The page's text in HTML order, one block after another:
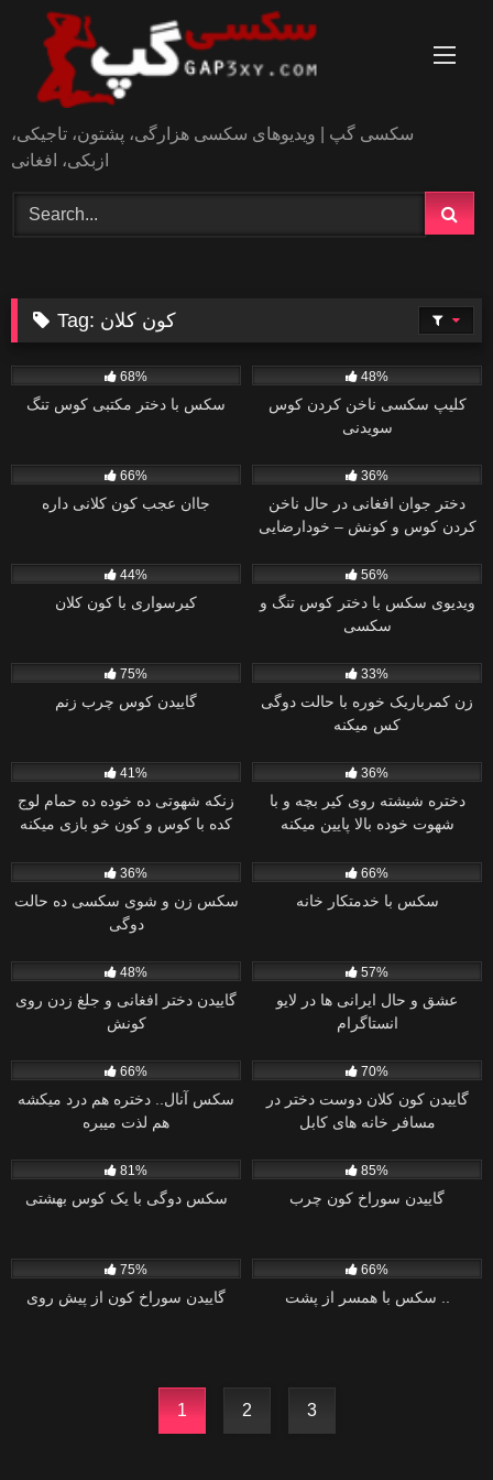
content
سکسی گپ | ویدیوهای سکسی هزارگی، پشتون، تاجیکی،
ازبکی، افغانی
Tag: کون کلان
68%
سکس با دختر مکتبی کوس تنگ
48%
کلیپ سکسی ناخن کردن کوس
سویدنی
66%
جاان عجب کون کلانی داره
36%
دختر جوان افغانی در حال ناخن
کردن کوس و کونش – خودارضایی
44%
کیرسواری با کون کلان
56%
ویدیوی سکس با دختر کوس تنگ و
سکسی
75%
گاییدن کوس چرب زنم
33%
زن کمرباریک خوره با حالت دوگی
کس میکنه
41%
زنکه شهوتی ده خوده ده حمام لوج
کده با کوس و کون خو بازی میکنه
36%
دختره شیشته روی کیر بچه و با
شهوت خوده بالا پایین میکنه
36%
سکس زن و شوی سکسی ده حالت
دوگی
66%
سکس با خدمتکار خانه
48%
گاییدن دختر افغانی و جلغ زدن روی
کونش
57%
عشق و حال ایرانی ها در لایو
انستاگرام
66%
سکس آنال.. دختره هم درد میکشه
هم لذت میبره
70%
گاییدن کون کلان دوست دختر در
مسافر خانه های کابل
81%
سکس دوگی با یک کوس بهشتی
85%
گاییدن سوراخ کون چرب
75%
گاییدن سوراخ کون از پیش روی
66%
1 2 3